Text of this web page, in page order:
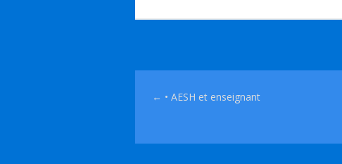
Navigation des articles
← • AESH et enseignant